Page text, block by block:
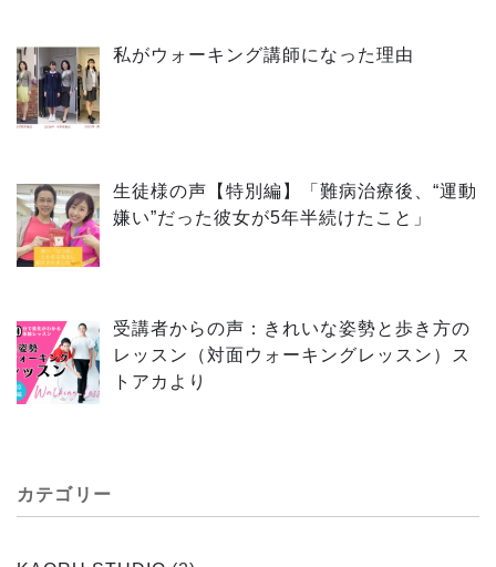
私がウォーキング講師になった理由
生徒様の声【特別編】「難病治療後、“運動
嫌い”だった彼女が5年半続けたこと」
受講者からの声：きれいな姿勢と歩き方の
レッスン（対面ウォーキングレッスン）ス
トアカより
カテゴリー